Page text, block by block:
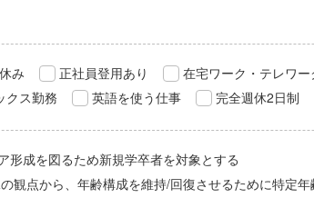
み 正社員登用あり
在宅ワーク・テレワー
クス勤務 英語を使う仕事 完全週休2日制
形成を図るため新規学卒者を対象とする
観点から、年齢構成を維持/回復させるために特定